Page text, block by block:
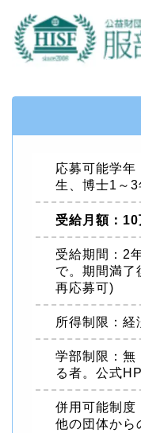
応募可能学
生、博士1～3
受給月額：10
受給期間：2
で。期間満了
再応募可)
所得制限：
学部制限：無
る者。公式
併用可能制度
他の団体から